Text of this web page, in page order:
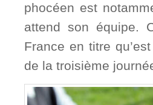
phocéen est
attend son équipe.
France en titre
de la troisième